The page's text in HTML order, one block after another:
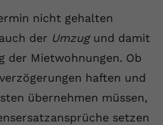
nicht gehalten
der Umzugund damit
der Mietwohnungen. Ob
haften und
übernehmen müssen,
setzen
zu speichern, welche
der Nutzer
devices